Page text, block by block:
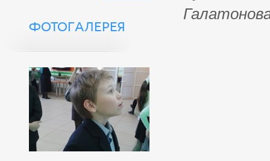
ФОТОГАЛЕРЕЯ